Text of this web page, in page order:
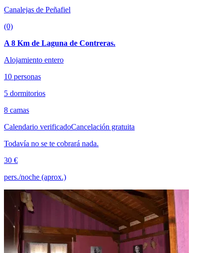
Canalejas de Peñafiel
(0)
A 8 Km de Laguna de Contreras.
Alojamiento entero
10 personas
5 dormitorios
8 camas
Calendario verificadoCancelación gratuita
Todavía no se te cobrará nada.
30 €
pers./noche (aprox.)